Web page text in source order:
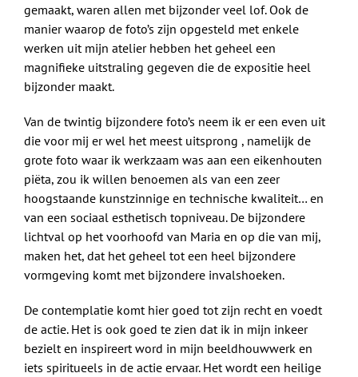
gemaakt, waren allen met bijzonder veel lof. Ook de
manier waarop de foto’s zijn opgesteld met enkele
werken uit mijn atelier hebben het geheel een
magnifieke uitstraling gegeven die de expositie heel
bijzonder maakt.
Van de twintig bijzondere foto’s neem ik er een even uit
die voor mij er wel het meest uitsprong , namelijk de
grote foto waar ik werkzaam was aan een eikenhouten
piëta, zou ik willen benoemen als van een zeer
hoogstaande kunstzinnige en technische kwaliteit… en
van een sociaal esthetisch topniveau. De bijzondere
lichtval op het voorhoofd van Maria en op die van mij,
maken het, dat het geheel tot een heel bijzondere
vormgeving komt met bijzondere invalshoeken.
De contemplatie komt hier goed tot zijn recht en voedt
de actie. Het is ook goed te zien dat ik in mijn inkeer
bezielt en inspireert word in mijn beeldhouwwerk en
iets spiritueels in de actie ervaar. Het wordt een heilige